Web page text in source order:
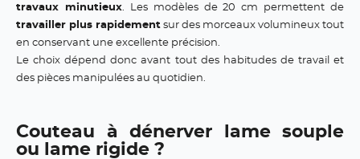
travaux minutieux. Les modèles de 20 cm permettent de
travailler plus rapidement sur des morceaux volumineux tout
en conservant une excellente précision.
Le choix dépend donc avant tout des habitudes de travail et
des pièces manipulées au quotidien.
Couteau à dénerver lame souple
ou lame rigide ?